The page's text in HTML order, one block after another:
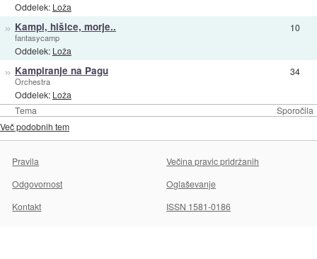
Tema Sporočila
Oddelek: Loža
» Kampi, hišice, morje..
fantasycamp
Oddelek: Loža
10
» Kampiranje na Pagu
Orchestra
Oddelek: Loža
34
Več podobnih tem
Pravila
Večina pravic pridržanih
Odgovornost
Oglaševanje
Kontakt
ISSN 1581-0186